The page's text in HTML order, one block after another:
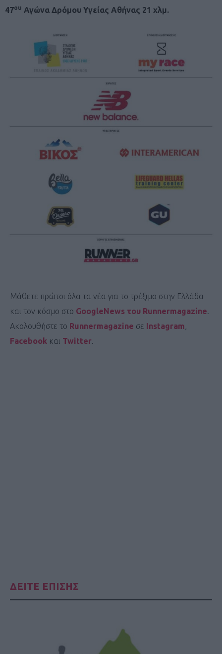
47ου Αγώνα Δρόμου Υγείας Αθήνας 21 χλμ.
Μάθετε πρώτοι όλα τα νέα για το τρέξιμο στην Ελλάδα
και τον κόσμο στο GoogleNews του Runnermagazine.
Ακολουθήστε το Runnermagazine σε Instagram,
Facebook και Twitter.
ΔΕΙΤΕ ΕΠΙΣΗΣ